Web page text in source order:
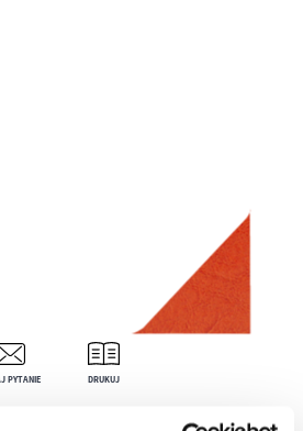
PYTANIE DRUKUJ